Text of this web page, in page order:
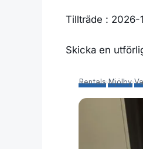
Tillträde : 2026-
Skicka en
Rentals›Mjölby›